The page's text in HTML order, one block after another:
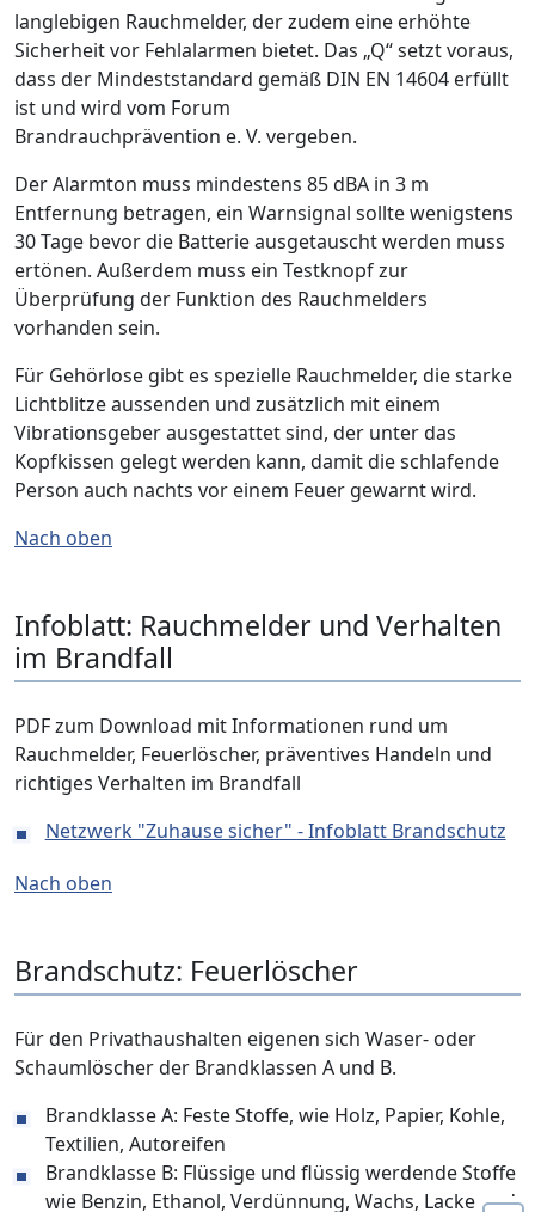
langlebigen Rauchmelder, der zudem eine erhöhte
Sicherheit vor Fehlalarmen bietet. Das „Q“ setzt voraus,
dass der Mindeststandard gemäß DIN EN 14604 erfüllt
ist und wird vom Forum
Brandrauchprävention e. V. vergeben.
Der Alarmton muss mindestens 85 dBA in 3 m
Entfernung betragen, ein Warnsignal sollte wenigstens
30 Tage bevor die Batterie ausgetauscht werden muss
ertönen. Außerdem muss ein Testknopf zur
Überprüfung der Funktion des Rauchmelders
vorhanden sein.
Für Gehörlose gibt es spezielle Rauchmelder, die starke
Lichtblitze aussenden und zusätzlich mit einem
Vibrationsgeber ausgestattet sind, der unter das
Kopfkissen gelegt werden kann, damit die schlafende
Person auch nachts vor einem Feuer gewarnt wird.
Nach oben
Infoblatt: Rauchmelder und Verhalten
im Brandfall
PDF zum Download mit Informationen rund um
Rauchmelder, Feuerlöscher, präventives Handeln und
richtiges Verhalten im Brandfall
Netzwerk "Zuhause sicher" - Infoblatt Brandschutz
Nach oben
Brandschutz: Feuerlöscher
Für den Privathaushalten eigenen sich Waser- oder
Schaumlöscher der Brandklassen A und B.
Brandklasse A: Feste Stoffe, wie Holz, Papier, Kohle,
Textilien, Autoreifen
Brandklasse B: Flüssige und flüssig werdende Stoffe
wie Benzin, Ethanol, Verdünnung, Wachs, Lacke und